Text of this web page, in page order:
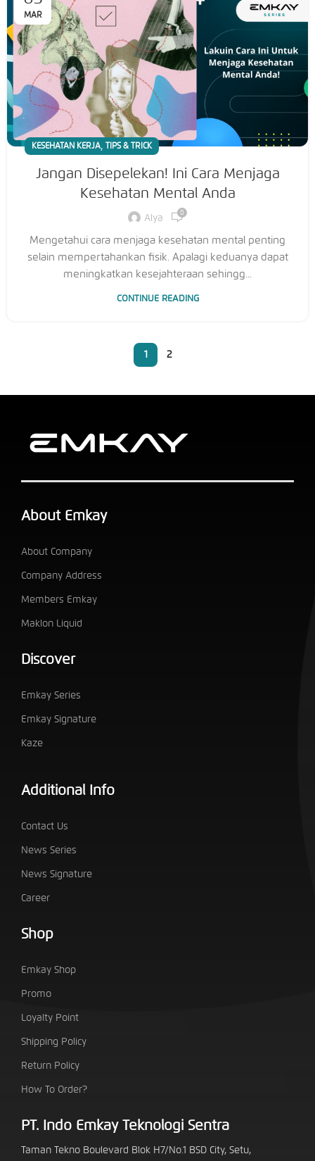
MAR
KESEHATAN KERJA, TIPS & TRICK
Jangan Disepelekan! Ini Cara Menjaga
Kesehatan Mental Anda
Alya 0
Mengetahui cara menjaga kesehatan mental penting
selain mempertahankan fisik. Apalagi keduanya dapat
meningkatkan kesejahteraan sehingg...
CONTINUE READING
1 2
About Emkay
About Company
Company Address
Members Emkay
Maklon Liquid
Discover
Emkay Series
Emkay Signature
Kaze
Additional Info
Contact Us
News Series
News Signature
Career
Shop
Emkay Shop
Promo
Loyalty Point
Shipping Policy
Return Policy
How To Order?
PT. Indo Emkay Teknologi Sentra
Taman Tekno Boulevard Blok H7/No.1 BSD City, Setu,